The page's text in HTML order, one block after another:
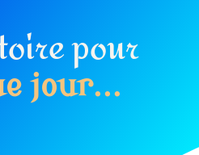
pour
e jour...